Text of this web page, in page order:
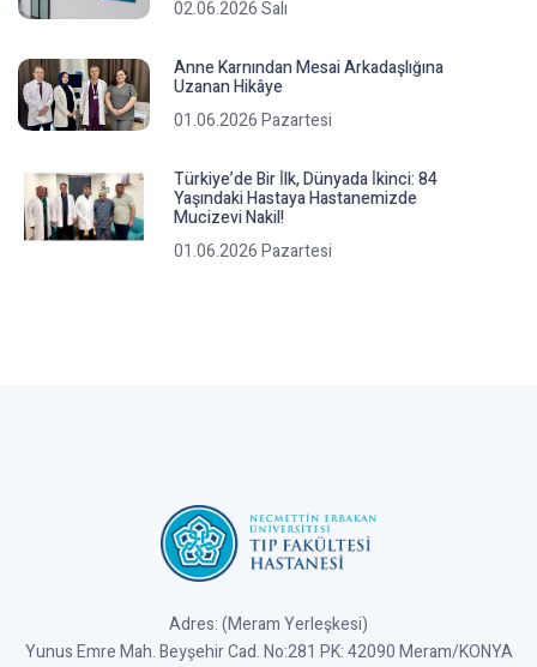
02.06.2026 Salı
Anne Karnından Mesai Arkadaşlığına
Uzanan Hikâye
01.06.2026 Pazartesi
Türkiye’de Bir İ̇lk, Dünyada İ̇kinci: 84
Yaşındaki Hastaya Hastanemizde
Mucizevi Nakil!
01.06.2026 Pazartesi
Adres: (Meram Yerleşkesi)
Yunus Emre Mah. Beyşehir Cad. No:281 PK: 42090 Meram/KONYA